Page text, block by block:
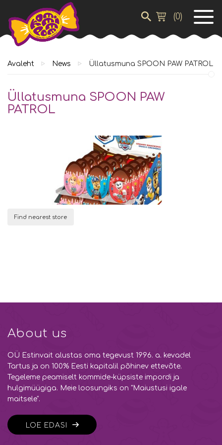
(0)
Avaleht News Üllatusmuna SPOON PAW PATROL
Üllatusmuna SPOON PAW
PATROL
Find nearest store
About us
OÜ Estinvait alustas oma tegevust 1996. a. kevadel
Tartus ja on 100% Eesti kapitalil põhinev ettevõte.
Tegeleme peamiselt kommide-küpsiste impordi ja
hulgimüügiga. Meie loosungiks on "Maiustusi igale
maitsele".
LOE EDASI